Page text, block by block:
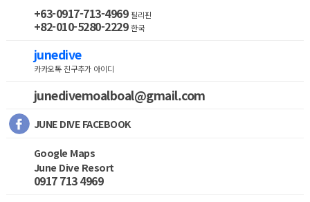
+63-0917-713-4969 필리핀
+82-010-5280-2229 한국
junedive
카카오톡 친구추가 아이디
junedivemoalboal@gmail.com
JUNE DIVE FACEBOOK
Google Maps
June Dive Resort
0917 713 4969